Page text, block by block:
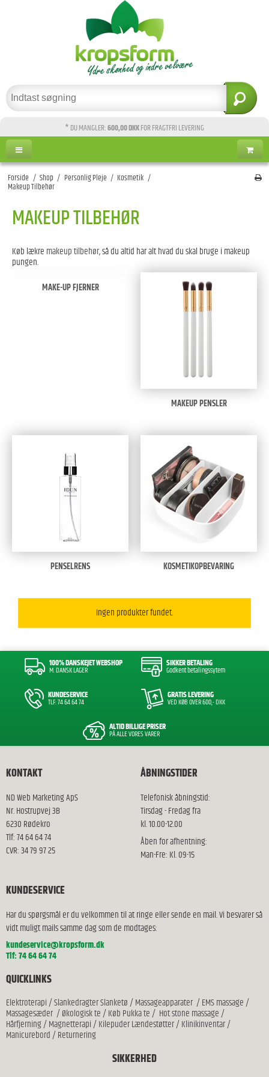
* DU MANGLER:600,00 DKKFOR FRAGTFRI LEVERING
Forside / Shop / Personlig Pleje / Kosmetik /
Makeup Tilbehør
MAKEUP TILBEHØR
Køb lækre makeup tilbehør, så du altid har alt hvad du skal bruge i makeup
pungen.
MAKE-UP FJERNER
MAKEUP PENSLER
PENSELRENS KOSMETIKOPBEVARING
Ingen produkter fundet.
100% DANSKEJET WEBSHOP
M. DANSK LAGER
SIKKER BETALING
Godkent betalingssytem
KUNDESERVICE
TLF: 74 64 64 74
GRATIS LEVERING
VED KØB OVER 600,- DKK
ALTID BILLIGE PRISER
PÅ ALLE VORES VARER
KONTAKT
ND Web Marketing ApS
Nr. Hostrupvej 3B
6230 Rødekro
Tlf: 74 64 64 74
CVR: 34 79 97 25
ÅBNINGSTIDER
Telefonisk åbningstid:
Tirsdag - Fredag fra
kl. 10.00-12.00
Åben for afhentning:
Man-Fre: Kl. 09-15
KUNDESERVICE
Har du spørgsmål er du velkommen til at ringe eller sende en mail. Vi besvarer så
vidt muligt mails samme dag som de modtages:
kundeservice@kropsform.dk
Tlf: 74 64 64 74
QUICKLINKS
Elektroterapi/Slankedragter Slanketø/Massageapparater/EMS massage/
Massagesæder/Økologisk te/Køb Pukka te/ Hot stone massage/
Hårfjerning/Magnetterapi/Kilepuder Lændestøtter/Klinikinventar/
Manicurebord/Returnering
SIKKERHED